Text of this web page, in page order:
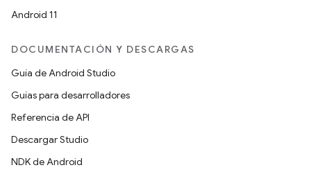
Android 11
DOCUMENTACIÓN Y DESCARGAS
Guía de Android Studio
Guías para desarrolladores
Referencia de API
Descargar Studio
NDK de Android